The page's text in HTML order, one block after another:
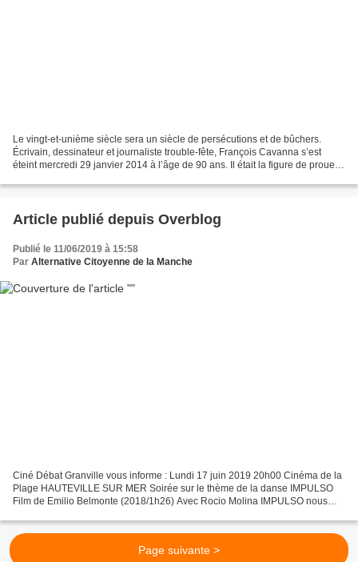
Le vingt-et-unième siècle sera un siècle de persécutions et de bûchers.
Écrivain, dessinateur et journaliste trouble-fête, François Cavanna s’est
éteint mercredi 29 janvier 2014 à l’âge de 90 ans. Il était la figure de proue
Article publié depuis Overblog
Publié le 11/06/2019 à 15:58
Par Alternative Citoyenne de la Manche
Ciné Débat Granville vous informe : Lundi 17 juin 2019 20h00 Cinéma de la
Plage HAUTEVILLE SUR MER Soirée sur le thème de la danse IMPULSO
Film de Emilio Belmonte (2018/1h26) Avec Rocio Molina IMPULSO nous
Page suivante >